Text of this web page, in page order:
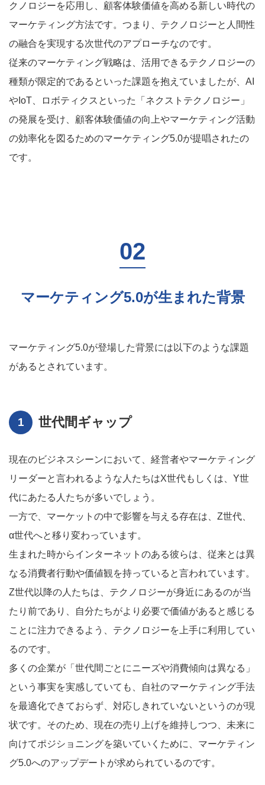
クノロジーを応用し、顧客体験価値を高める新しい時代の
マーケティング方法です。つまり、テクノロジーと人間性
の融合を実現する次世代のアプローチなのです。
従来のマーケティング戦略は、活用できるテクノロジーの
種類が限定的であるといった課題を抱えていましたが、AI
やIoT、ロボティクスといった「ネクストテクノロジー」
の発展を受け、顧客体験価値の向上やマーケティング活動
の効率化を図るためのマーケティング5.0が提唱されたの
です。
マーケティング5.0が生まれた背景
マーケティング5.0が登場した背景には以下のような課題
があるとされています。
世代間ギャップ
現在のビジネスシーンにおいて、経営者やマーケティング
リーダーと言われるような人たちはX世代もしくは、Y世
代にあたる人たちが多いでしょう。
一方で、マーケットの中で影響を与える存在は、Z世代、
α世代へと移り変わっています。
生まれた時からインターネットのある彼らは、従来とは異
なる消費者行動や価値観を持っていると言われています。
Z世代以降の人たちは、テクノロジーが身近にあるのが当
たり前であり、自分たちがより必要で価値があると感じる
ことに注力できるよう、テクノロジーを上手に利用してい
るのです。
多くの企業が「世代間ごとにニーズや消費傾向は異なる」
という事実を実感していても、自社のマーケティング手法
を最適化できておらず、対応しきれていないというのが現
状です。そのため、現在の売り上げを維持しつつ、未来に
向けてポジショニングを築いていくために、マーケティン
グ5.0へのアップデートが求められているのです。